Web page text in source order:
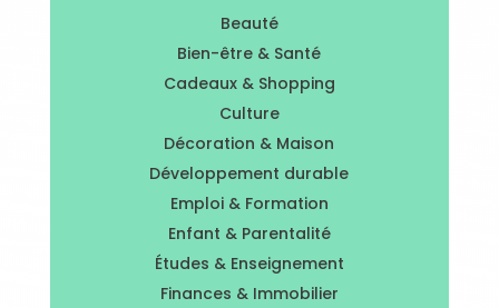
Beauté
Bien-être & Santé
Cadeaux & Shopping
Culture
Décoration & Maison
Développement durable
Emploi & Formation
Enfant & Parentalité
Études & Enseignement
Finances & Immobilier